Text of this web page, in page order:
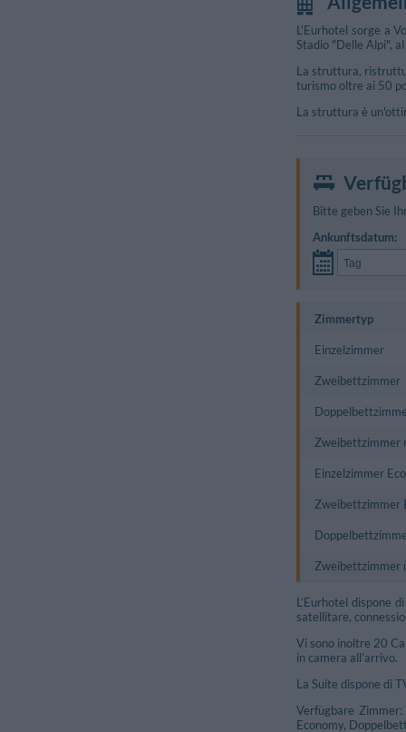
L'Eurhotel sorge a
Stadio "Delle Alpi",
La struttura,
turismo oltre ai 50
La struttura è
Bitte geben Sie
Ankunftsdatum:
Zimmertyp
Einzelzimmer
Zweibettzimmer
Zweibettzimmer
Einzelzimmer
Zweibettzimmer
Zweibettzimmer
L’Eurhotel dispone
satellitare,
Vi sono inoltre 20
in camera all’arrivo.
La Suite dispone di
Verfügbare
Economy,